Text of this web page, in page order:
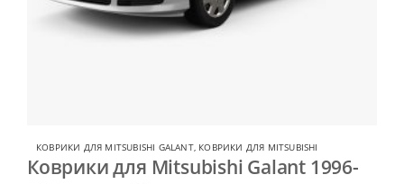
КОВРИКИ ДЛЯ MITSUBISHI GALANT, КОВРИКИ ДЛЯ MITSUBISHI
Коврики для Mitsubishi Galant 1996-